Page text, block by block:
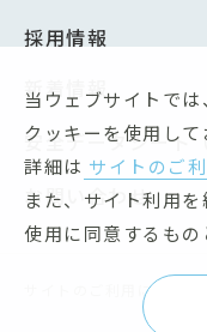
採用情報
新着情報
安全データシート
お問い合わせ
サイトのご利用について
当ウェブサイトでは
クッキーを使用して
詳細は サイトのご
また、サイト利用
使用に同意するもの